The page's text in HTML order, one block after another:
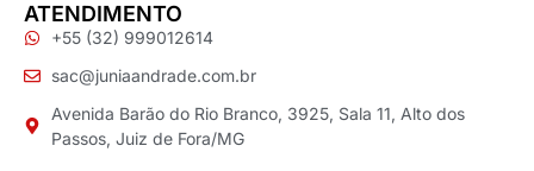
ATENDIMENTO
+55 (32) 999012614
sac@juniaandrade.com.br
Avenida Barão do Rio Branco, 3925, Sala 11, Alto dos
Passos, Juiz de Fora/MG